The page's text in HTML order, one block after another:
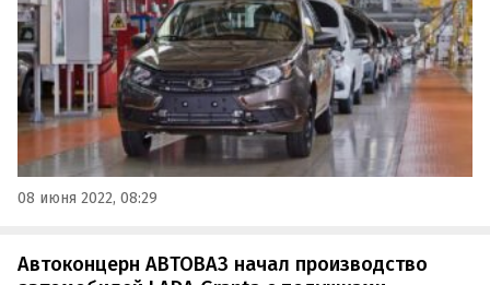
Avtograd…
08 июня 2022, 08:29
Автоконцерн АВТОВАЗ начал производство